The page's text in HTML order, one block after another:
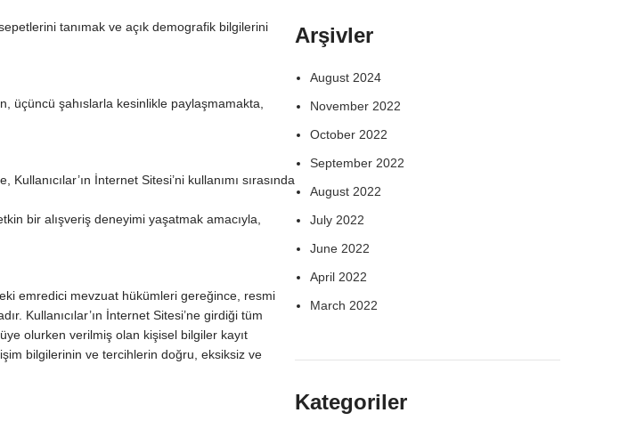
tanımak ve açık demografik bilgilerini
üçüncü şahıslarla kesinlikle paylaşmamakta,
İnternet Sitesi’ni kullanımı sırasında
bir alışveriş deneyimi yaşatmak amacıyla,
emredici mevzuat hükümleri gereğince, resmi
Kullanıcılar’ın İnternet Sitesi’ne girdiği tüm
olurken verilmiş olan kişisel bilgiler kayıt
bilgilerinin ve tercihlerin doğru, eksiksiz ve
Arşivler
August 2024
November 2022
October 2022
September 2022
August 2022
July 2022
June 2022
April 2022
March 2022
Kategoriler